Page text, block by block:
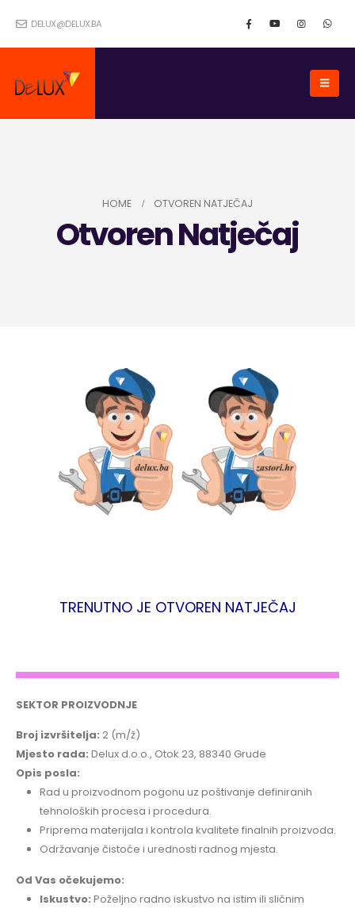
DELUX@DELUX.BA
HOME OTVOREN NATJEČAJ
Otvoren Natječaj
TRENUTNO JE OTVOREN NATJEČAJ
SEKTOR PROIZVODNJE
Broj izvršitelja: 2 (m/ž)
Mjesto rada: Delux d.o.o., Otok 23, 88340 Grude
Opis posla:
Rad u proizvodnom pogonu uz poštivanje definiranih
tehnoloških procesa i procedura.
Priprema materijala i kontrola kvalitete finalnih proizvoda.
Održavanje čistoće i urednosti radnog mjesta.
Od Vas očekujemo:
Iskustvo: Poželjno radno iskustvo na istim ili sličnim